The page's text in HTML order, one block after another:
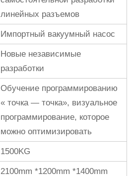
линейных разъемов
Импортный вакуумный насос
Новые независимые
разработки
Обучение программированию
« точка — точка», визуальное
программирование, которое
можно оптимизировать
1500KG
2100mm *1200mm *1400mm